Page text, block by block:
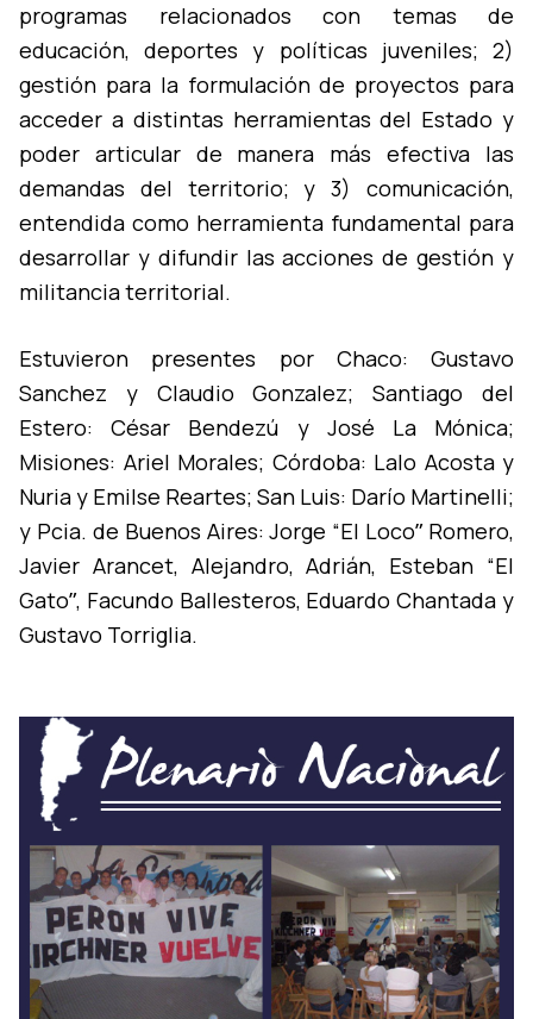
programas relacionados con temas de
educación, deportes y polí­ticas juveniles; 2)
gestión para la formulación de proyectos para
acceder a distintas herramientas del Estado y
poder articular de manera más efectiva las
demandas del territorio; y 3) comunicación,
entendida como herramienta fundamental para
desarrollar y difundir las acciones de gestión y
militancia territorial.
Estuvieron presentes por Chaco: Gustavo
Sanchez y Claudio Gonzalez; Santiago del
Estero: César Bendezú y José La Mónica;
Misiones: Ariel Morales; Córdoba: Lalo Acosta y
Nuria y Emilse Reartes; San Luis: Darí­o Martinelli;
y Pcia. de Buenos Aires: Jorge “El Locoˮ Romero,
Javier Arancet, Alejandro, Adrián, Esteban “El
Gatoˮ, Facundo Ballesteros, Eduardo Chantada y
Gustavo Torriglia.